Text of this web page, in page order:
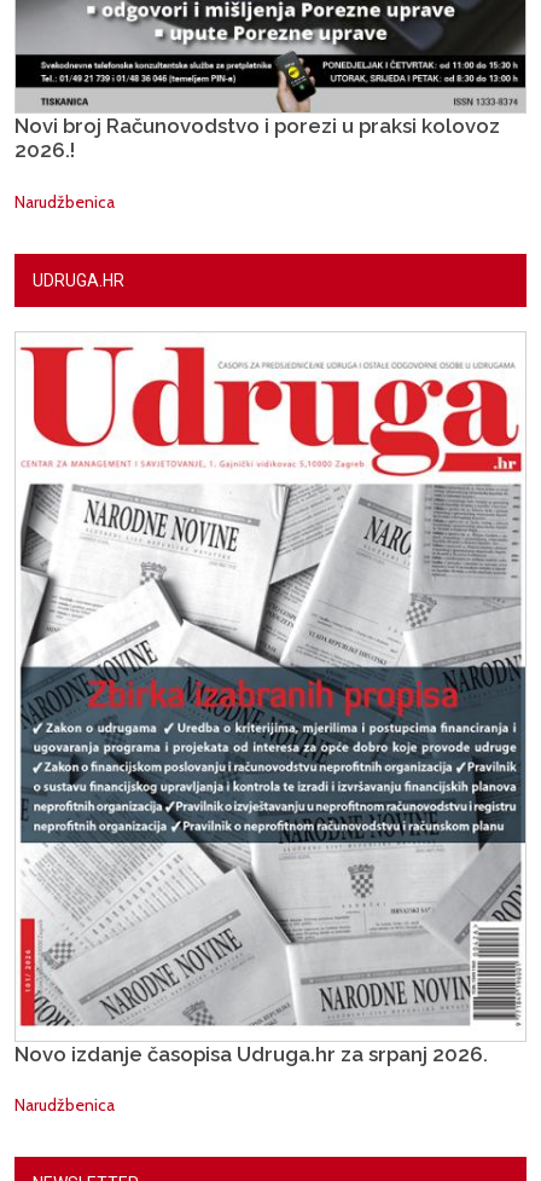
Novi broj Računovodstvo i porezi u praksi kolovoz
2026.!
Narudžbenica
UDRUGA.HR
Novo izdanje časopisa Udruga.hr za srpanj 2026.
Narudžbenica